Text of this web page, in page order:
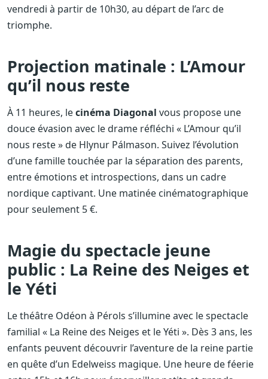
vendredi à partir de 10h30, au départ de l’arc de
triomphe.
Projection matinale : L’Amour
qu’il nous reste
À 11 heures, lecinéma Diagonal vous propose une
douce évasion avec le drame réfléchi « L’Amour qu’il
nous reste » de Hlynur Pálmason. Suivez l’évolution
d’une famille touchée par la séparation des parents,
entre émotions et introspections, dans un cadre
nordique captivant. Une matinée cinématographique
pour seulement 5 €.
Magie du spectacle jeune
public : La Reine des Neiges et
le Yéti
Le théâtre Odéon à Pérols s’illumine avec le spectacle
familial « La Reine des Neiges et le Yéti ». Dès 3 ans, les
enfants peuvent découvrir l’aventure de la reine partie
en quête d’un Edelweiss magique. Une heure de féerie